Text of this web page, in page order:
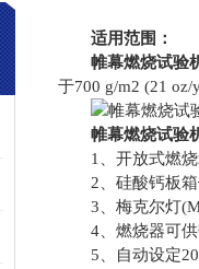
适用范围：
帷幕燃烧试验
于700 g/m2 (21
帷幕燃烧试验
1、开放式燃烧
2、硅酸钙板箱
3、梅克尔灯
4、燃烧器可供
5、自动设定20